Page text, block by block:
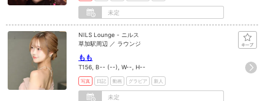
未定
NILS Lounge - ニルス
草加駅周辺 ／ ラウンジ
もも
T156, B-- (--), W--, H--
写真 日記 動画 グラビア 新人
未定